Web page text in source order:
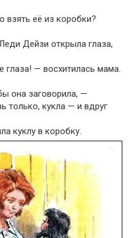
её из коробки?
Дейзи открыла глаза,
глаза! — восхитилась мама.
она заговорила, —
только, кукла — и вдруг
куклу в коробку.